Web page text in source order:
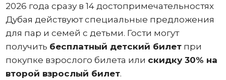
2026 года сразу в 14 достопримечательностях
Дубая действуют специальные предложения
для пар и семей с детьми. Гости могут
получить бесплатный детский билетпри
покупке взрослого билета или скидку 30% на
второй взрослый билет.